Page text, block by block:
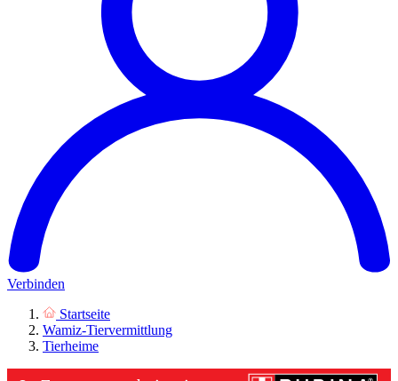
Verbinden
Startseite
Wamiz-Tiervermittlung
Tierheime